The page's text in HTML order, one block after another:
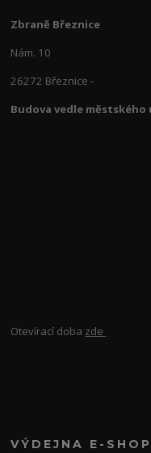
Zbraně Březnice
Nám. 10
26272 Březnice -
Budova vedle městského
Otevírací doba zde
VÝDEJNA E-